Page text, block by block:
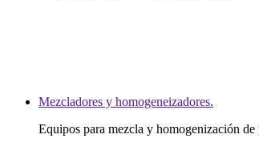
Mezcladores y homogeneizadores.
Equipos para mezcla y homogenización